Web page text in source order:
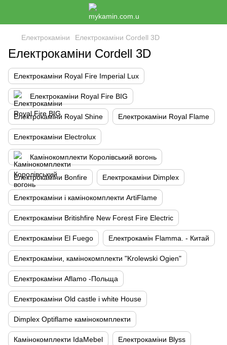
Електрокаміни Електрокаміни Cordell 3D
Електрокаміни Cordell 3D
Електрокаміни Royal Fire Imperial Lux
Електрокаміни Royal Fire BIG
Електрокаміни Royal Shine Електрокаміни Royal Flame
Електрокаміни Electrolux
Камінокомплекти Королівський вогонь
Електрокаміни Bonfire Електрокаміни Dimplex
Електрокаміни і камінокомплекти ArtiFlame
Електрокаміни Britishfire New Forest Fire Electric
Електрокаміни El Fuego Електрокамін Flamma. - Китай
Електрокаміни, камінокомплекти "Krolewski Ogien"
Електрокаміни Aflamo -Польща
Електрокаміни Old castle і white House
Dimplex Optiflame камінокомплекти
Камінокомплекти IdaMebel Електрокаміни Blyss